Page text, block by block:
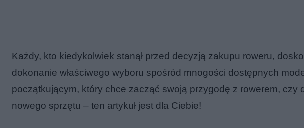
Każdy, kto kiedykolwiek stanął przed decyzją zakupu roweru,
dokonanie właściwego wyboru spośród mnogości dostępnych
początkującym, który chce zacząć swoją przygodę z rowerem, czy
nowego sprzętu – ten artykuł jest dla Ciebie!